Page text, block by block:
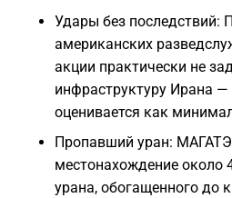
Удары без последствий:
американских
акции практически не
инфраструктуру Ирана
оценивается как
Пропавший уран: МАГАТЭ
местонахождение около
урана, обогащенного до